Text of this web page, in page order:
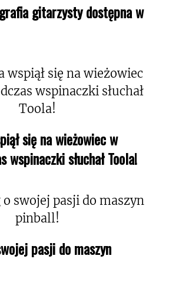
gitarzysty dostępna w
się na wieżowiec w
wspinaczki słuchał Toola!
pasji do maszyn